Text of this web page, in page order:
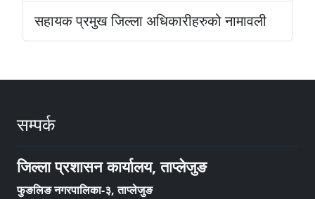
सहायक प्रमुख जिल्ला अधिकारीहरुको नामावली
सम्पर्क
जिल्ला प्रशासन कार्यालय, ताप्लेजुङ
फुङलिङ नगरपालिका-३, ताप्लेजुङ